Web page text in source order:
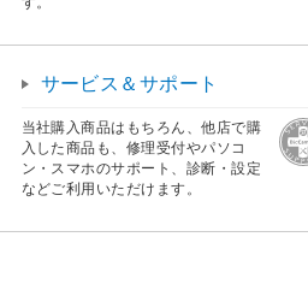
サービス＆サポート
当社購入商品はもちろん、他店で購
入した商品も、修理受付やパソコ
ン・スマホのサポート、診断・設定
などご利用いただけます。